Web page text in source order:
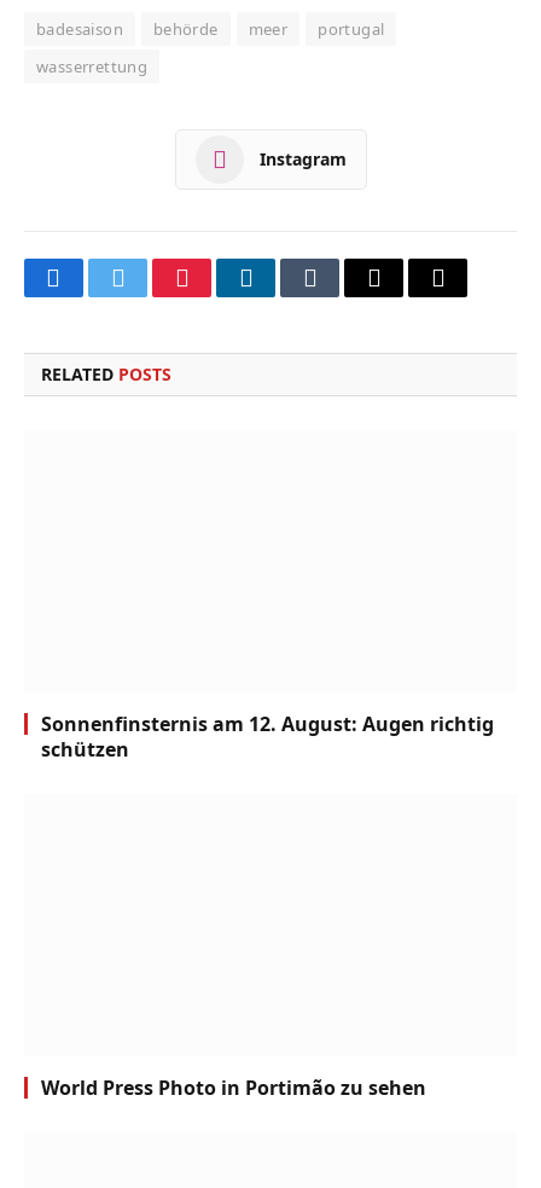
badesaison behörde meer
portugal
wasserrettung
Instagram
FacebookTwitterPinterestLinkedInTumblrEmail
Copy
RELATED POSTS
Sonnenfinsternis am 12. August: Augen richtig
schützen
World Press Photo in Portimão zu sehen